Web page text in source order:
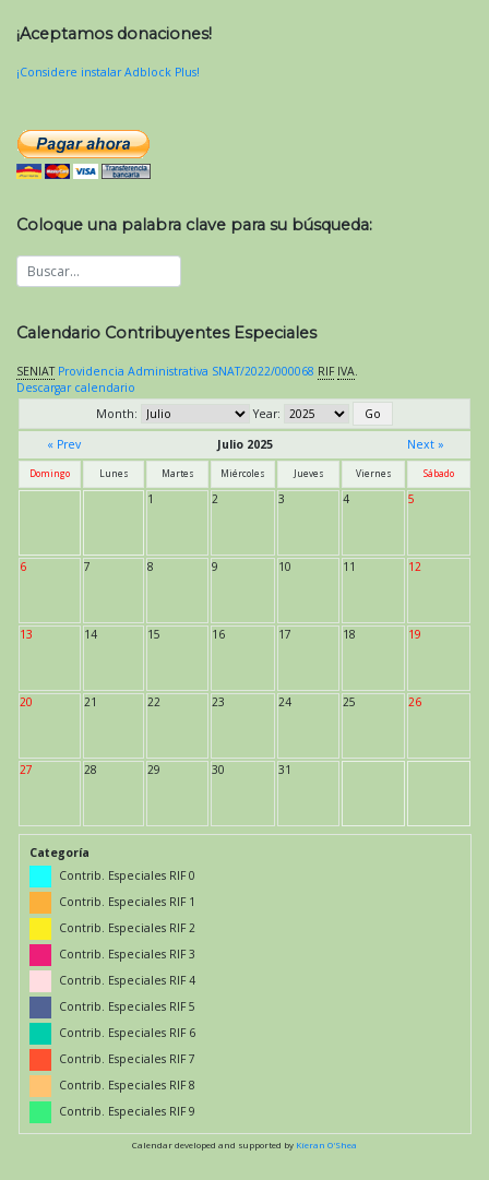
¡Aceptamos donaciones!
¡Considere instalar Adblock Plus!
Coloque una palabra clave para su búsqueda:
Calendario Contribuyentes Especiales
SENIAT Providencia Administrativa SNAT/2022/000068 RIF IVA.
Descargar calendario
Month:
Year:
« Prev
Julio 2025 Next »
Domingo Lunes Martes Miércoles Jueves Viernes Sábado
1 2 3 4 5
6 7 8 9 10 11 12
13 14 15 16 17 18 19
20 21 22 23 24 25 26
27 28 29 30 31
Categoría
Contrib. Especiales RIF 0
Contrib. Especiales RIF 1
Contrib. Especiales RIF 2
Contrib. Especiales RIF 3
Contrib. Especiales RIF 4
Contrib. Especiales RIF 5
Contrib. Especiales RIF 6
Contrib. Especiales RIF 7
Contrib. Especiales RIF 8
Contrib. Especiales RIF 9
Calendar developed and supported by Kieran O'Shea